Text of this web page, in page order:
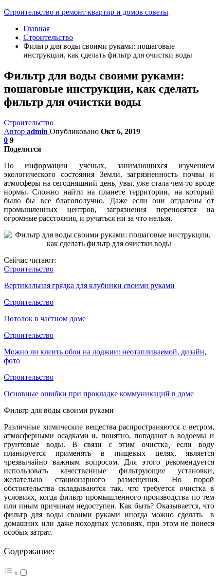
Строительство и ремонт квартир и домов советы
Главная
Строительство
Фильтр для воды своими руками: пошаговые
инструкции, как сделать фильтр для очистки воды
Фильтр для воды своими руками:
пошаговые инструкции, как сделать
фильтр для очистки воды
Строительство
Автор admin Опубликовано Окт 6, 2019
0 9
Поделится
По информации ученых, занимающихся изучением
экологического состояния Земли, загрязненность почвы и
атмосферы на сегодняшний день, увы, уже стала чем-то вроде
нормы. Сложно найти на планете территории, на который
было бы все благополучно. Даже если они отдалены от
промышленных центров, загрязнения переносятся на
огромные расстояния, и ручаться ни за что нельзя.
Сейчас читают:
Строительство
Вертикальная грядка для клубники своими руками
Строительство
Потолок в частном доме
Строительство
Можно ли клеить обои на лоджии: неотапливаемой, дизайн,
фото
Строительство
Основные ошибки при прокладке коммуникаций в доме
Фильтр для воды своими руками
Различные химические вещества распространяются с ветром,
атмосферными осадками и, понятно, попадают в водоемы и
грунтовые воды. В связи с этим очистка¸ если воду
планируется применять в пищевых целях, является
чрезвычайно важным вопросом. Для этого рекомендуется
использовать качественные фильтрующие установки,
желательно стационарного размещения. Но порой
обстоятельства складываются так, что требуется очистка в
условиях, когда фильтр промышленного производства по тем
или иным причинам недоступен. Как быть? Оказывается, что
фильтр для воды своими руками иногда можно сделать в
домашних или даже походных условиях, при этом не понеся
особых затрат.
Содержание: